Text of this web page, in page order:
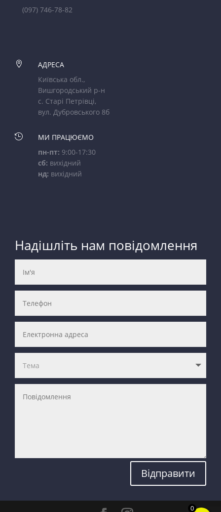
(097) 746-78-82

АДРЕСА
Київська обл.,
Вишгородський р-н
с. Старі Петрівці,
вул. Дубровського 8б

МИ ПРАЦЮЄМО
пн-пт: 9:00-17:30
сб: вихідний
нд: вихідний
Надішліть нам повідомлення
Відправити
0